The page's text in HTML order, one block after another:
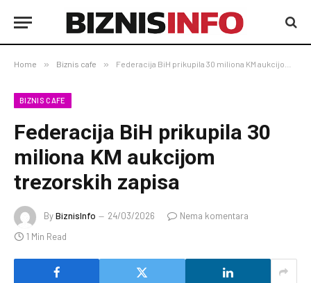
Home » Biznis cafe » Federacija BiH prikupila 30 miliona KM aukcijom trezorskih zapisa
BIZNIS CAFE
Federacija BiH prikupila 30
miliona KM aukcijom
trezorskih zapisa
ByBiznisInfo 24/03/2026
Nema komentara
1 Min Read